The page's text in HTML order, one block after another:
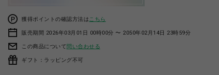
獲得ポイントの確認方法は こちら
販売期間 2026年03月01日 00時00分 〜 2050年02月14日 23時59分
この商品について問い合わせる
ギフト：ラッピング不可